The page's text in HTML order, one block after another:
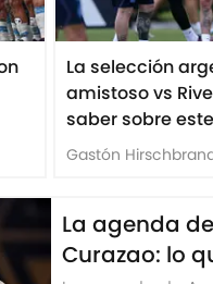
La selección
amistoso vs
saber sobre
Gastón
La agenda
Curazao: lo